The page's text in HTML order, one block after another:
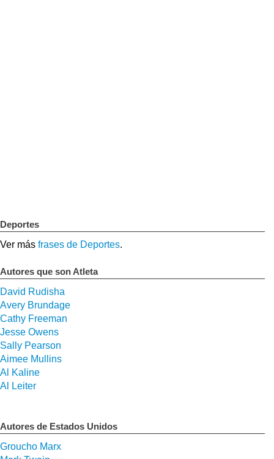
Deportes
Ver más frases de Deportes.
Autores que son Atleta
David Rudisha
Avery Brundage
Cathy Freeman
Jesse Owens
Sally Pearson
Aimee Mullins
Al Kaline
Al Leiter
Autores de Estados Unidos
Groucho Marx